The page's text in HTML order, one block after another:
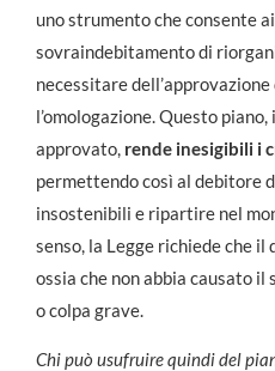
uno strumento che consente
sovraindebitamento di
necessitare
l’omologazione. Questo
approvato, rende inesigibili i
permettendo così al debitore
insostenibili e ripartire nel
senso, la Legge richiede che il
ossia che non abbia causato
o colpa grave.
Chi può usufruire quindi del